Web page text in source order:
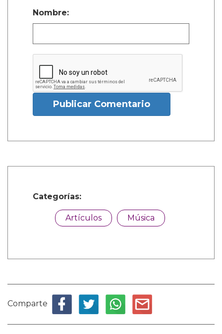
Nombre:
Publicar Comentario
Categorías:
Artículos Música
Comparte